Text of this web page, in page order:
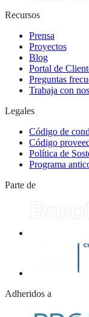
Recursos
Prensa
Proyectos
Blog
Portal de
Preguntas
Trabaja con
Legales
Código de
Código
Política de
Programa
Parte de
Adheridos a